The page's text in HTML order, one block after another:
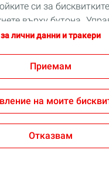
Условия за ползване
частично
ТоталенЕрджис
Cookies
си за
върху бутона
С щракване върху
че щракнете върху
само техническите
можете да се
лични данни и тракери
Приемам
на моите
Отказвам